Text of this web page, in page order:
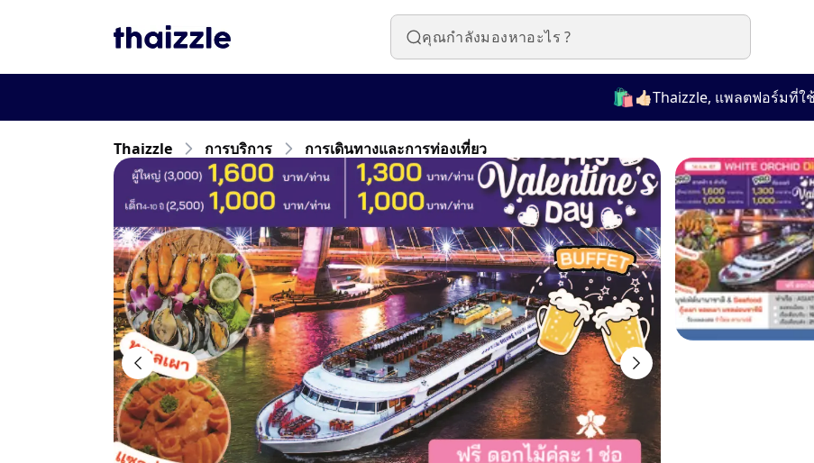
👍🏻Thaizzle, แพลตฟอร์มที่ใช้
Thaizzle การบริการ การเดินทางและการท่องเที่ยว